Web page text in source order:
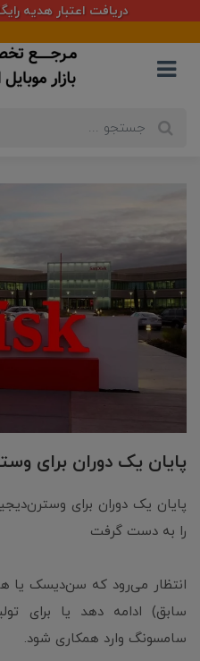
دریافت اعتبار هدیه
پایان یک دوران برای
را به دست گرفت
سامسونگ وارد همکاری شود.